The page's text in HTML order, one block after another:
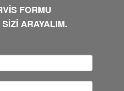
FORMU
ARAYALIM.